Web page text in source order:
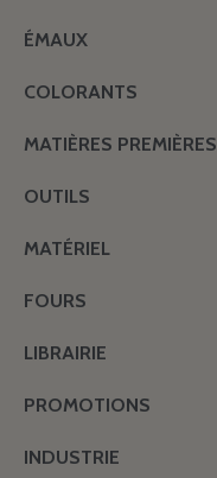
ÉMAUX
COLORANTS
MATIÈRES PREMIÈRES
OUTILS
MATÉRIEL
FOURS
LIBRAIRIE
PROMOTIONS
INDUSTRIE